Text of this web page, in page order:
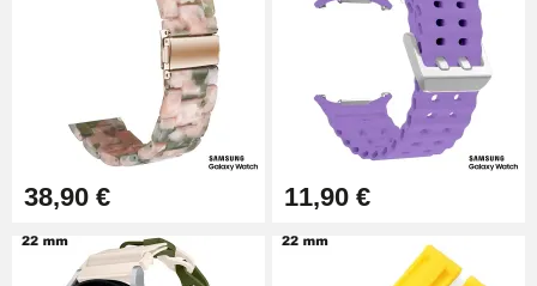
Kit Horlogerie Débutant
26,90 €
Chasse Goupille pour Montre
Marteau Horloger pour Goupille
Bracelet de montre
38,90 € 11,90 €